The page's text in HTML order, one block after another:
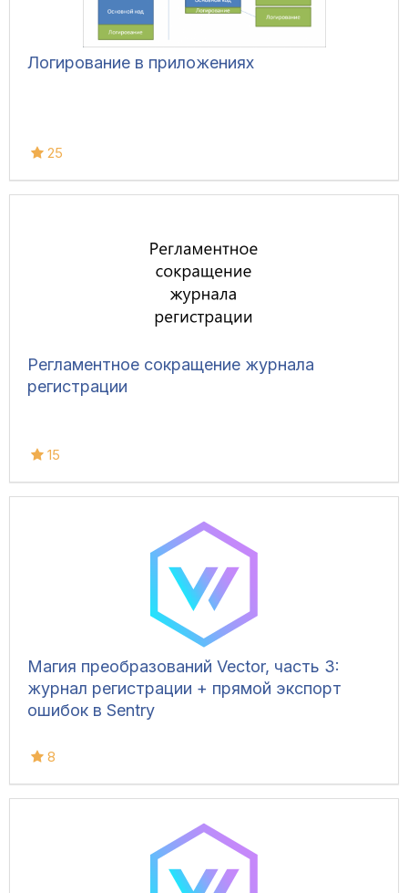
Логирование в приложениях
25
Регламентное сокращение журнала
регистрации
15
Магия преобразований Vector, часть 3:
журнал регистрации + прямой экспорт
ошибок в Sentry
8